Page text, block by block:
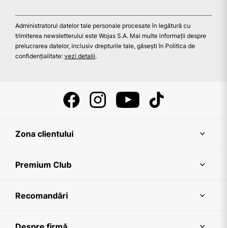
Administratorul datelor tale personale procesate în legătură cu
trimiterea newsletterului este Wojas S.A. Mai multe informații despre
prelucrarea datelor, inclusiv drepturile tale, găsești în Politica de
confidențialitate: vezi detalii.
Zona clientului
Premium Club
Recomandări